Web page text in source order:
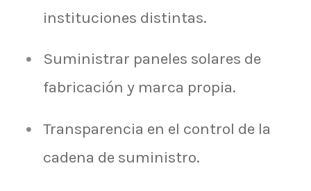
instituciones distintas.
Suministrar paneles solares de
fabricación y marca propia.
Transparencia en el control de la
cadena de suministro.